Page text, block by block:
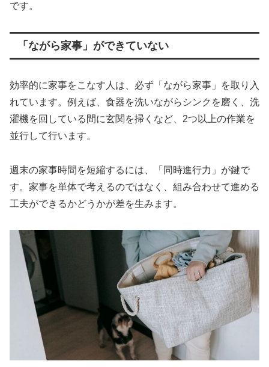
です。
「ながら家事」ができていない
効率的に家事をこなす人は、必ず「ながら家事」を取り入
れています。例えば、食器を洗いながらシンクを磨く、洗
濯機を回している間に玄関を掃くなど、2つ以上の作業を
並行して行います。
週末の家事時間を短縮するには、「同時進行力」が鍵で
す。家事を単体で考えるのではなく、組み合わせて進める
工夫ができるかどうかが差を生みます。